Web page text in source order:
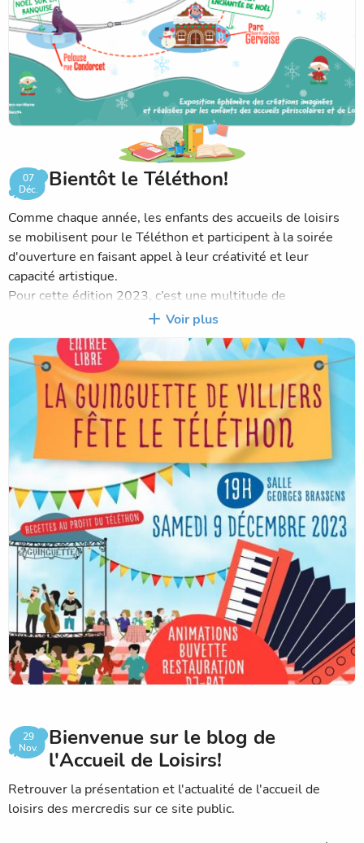
07
Déc.
Bientôt le Téléthon!
Comme chaque année, les enfants des accueils de loisirs
se mobilisent pour le Téléthon et participent à la soirée
d'ouverture en faisant appel à leur créativité et leur
capacité artistique.
Pour cette édition 2023, c’est une multitude de
décorations sur le thème « guinguette » préparé sur les
temps périscolaires, qui orneront la salle Georges
Brassens.
Venez nombreux fêter le Téléthon dans l'ambiance
guinguette de Villiers!
Voir plus
29
Nov.
Bienvenue sur le blog de
l'Accueil de Loisirs!
Retrouver la présentation et l'actualité de l'accueil de
loisirs des mercredis sur ce site public.